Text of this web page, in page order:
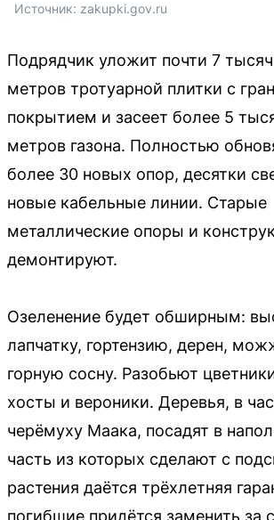
Источник: zakupki.gov.ru
Подрядчик уложит почти 7
метров тротуарной плитки с
покрытием и засеет более 5
метров газона. Полностью
более 30 новых опор, десятки
новые кабельные линии. Старые
металлические опоры и
демонтируют.
Озеленение будет обширным:
лапчатку, гортензию, дерен,
горную сосну. Разобьют
хосты и вероники. Деревья, в
черёмуху Маака, посадят в
часть из которых сделают с
растения даётся трёхлетняя
погибшие придётся заменить за